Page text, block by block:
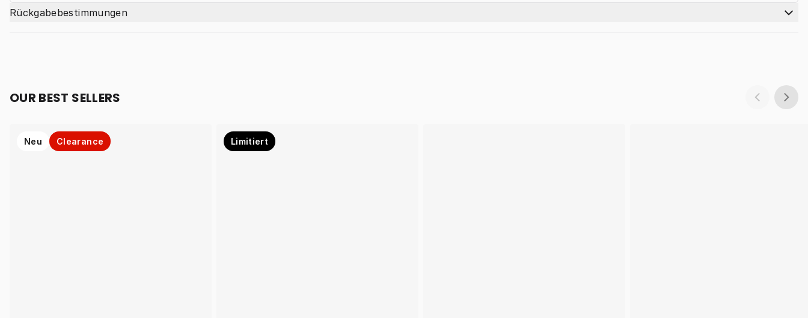
Rückgabebestimmungen
OUR BEST SELLERS
Neu Clearance Limitiert